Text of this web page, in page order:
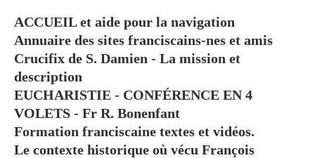
ACCUEIL et aide pour la navigation
Annuaire des sites franciscains-nes et amis
Crucifix de S. Damien - La mission et
description
EUCHARISTIE - CONFÉRENCE EN 4
VOLETS - Fr R. Bonenfant
Formation franciscaine textes et vidéos.
Le contexte historique où vécu François